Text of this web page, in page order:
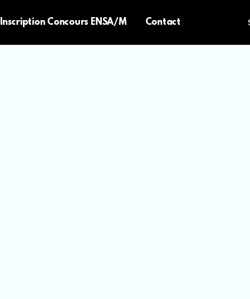
Inscription Concours ENSA/M Contact